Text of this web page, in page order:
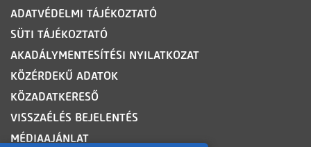
ADATVÉDELMI TÁJÉKOZTATÓ
SÜTI TÁJÉKOZTATÓ
AKADÁLYMENTESÍTÉSI NYILATKOZAT
KÖZÉRDEKŰ ADATOK
KÖZADATKERESŐ
VISSZAÉLÉS BEJELENTÉS
MÉDIAAJÁNLAT